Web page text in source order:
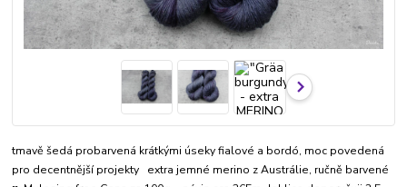
tmavě šedá probarvená krátkými úseky fialové a bordó, moc povedená
pro decentnější projekty extra jemné merino z Austrálie, ručně barvené